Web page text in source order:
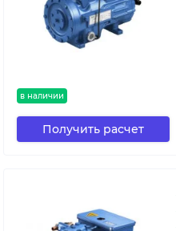
в наличии
Получить расчет